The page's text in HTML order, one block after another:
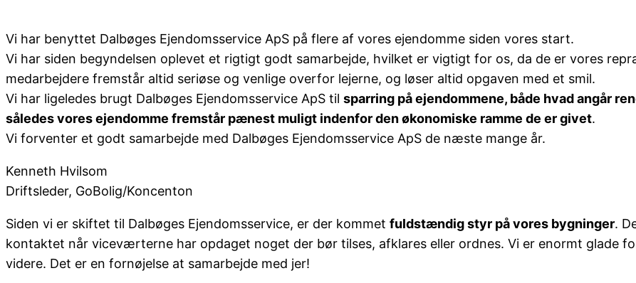
Vi har benyttet Dalbøges Ejendomsservice ApS på flere af vores ejendomme siden vores start.
Vi har siden begyndelsen oplevet et rigtigt godt samarbejde, hvilket er vigtigt for os, da de er vores
medarbejdere fremstår altid seriøse og venlige overfor lejerne, og løser altid opgaven med et smil.
Vi har ligeledes brugt Dalbøges Ejendomsservice ApS til sparring på ejendommene, både hvad angår
således vores ejendomme fremstår pænest muligt indenfor den økonomiske ramme de er givet.
Vi forventer et godt samarbejde med Dalbøges Ejendomsservice ApS de næste mange år.
Kenneth Hvilsom
Driftsleder, GoBolig/Koncenton
Siden vi er skiftet til Dalbøges Ejendomsservice, er der kommet fuldstændig styr på vores bygninger.
kontaktet når viceværterne har opdaget noget der bør tilses, afklares eller ordnes. Vi er enormt glade
videre. Det er en fornøjelse at samarbejde med jer!